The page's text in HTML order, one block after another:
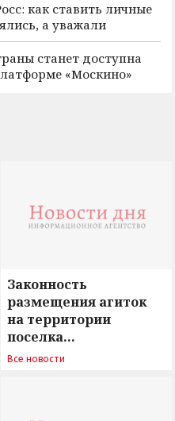
как ставить личные
а уважали
станет доступна
«Москино»
Законность
размещения агиток
на территории
поселка
Новосергиевка
Все новости